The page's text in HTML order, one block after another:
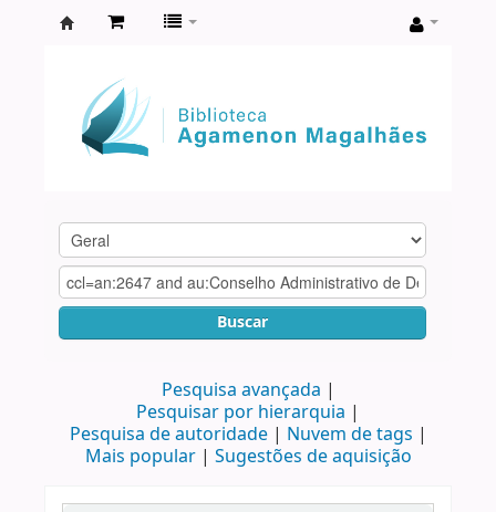
Agamenon
Magalhães
Buscar
Pesquisa avançada
Pesquisar por hierarquia
Pesquisa de autoridade
Nuvem de tags
Mais popular
Sugestões de aquisição